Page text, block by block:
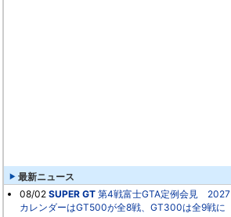
最新ニュース
08/02 SUPER GT 第4戦富士GTA定例会見 2027
カレンダーはGT500が全8戦、GT300は全9戦に